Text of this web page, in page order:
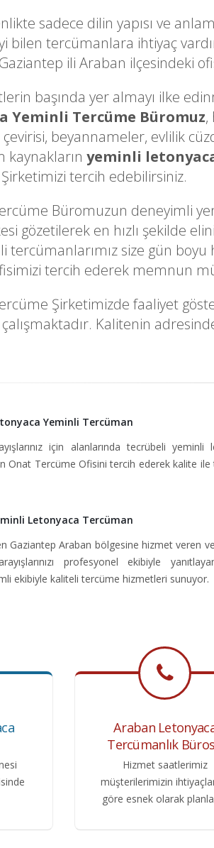
sadece dilin yapısı ve
bilen tercümanlara ihtiyaç
ili Araban ilçesindeki
başında yer almayı ilke
Yeminli Tercüme Büromuz,
beyannameler, evlilik
kaynakların yeminli
tercih edebilirsiniz.
Büromuzun deneyimli
gözetilerek en hızlı şekilde
tercümanlarımız size gün
tercih ederek memnun
Şirketimizde faaliyet
Kalitenin
Yeminli Tercüman
için alanlarında tecrübeli yeminli
Onat Tercüme Ofisini tercih ederek kalite ile
Letonyaca Tercüman
Gaziantep Araban bölgesine hizmet veren ve
profesyonel ekibiyle
ekibiyle kaliteli tercüme hizmetleri sunuyor.
Araban
Tercümanlık
Hizmet saatlerimiz
müşterilerimizin
göre esnek olarak